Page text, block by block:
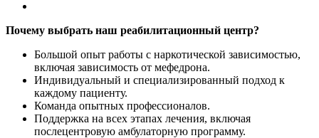
Почему выбрать наш реабилитационный центр?
Большой опыт работы с наркотической зависимостью,
включая зависимость от мефедрона.
Индивидуальный и специализированный подход к
каждому пациенту.
Команда опытных профессионалов.
Поддержка на всех этапах лечения, включая
послецентровую амбулаторную программу.